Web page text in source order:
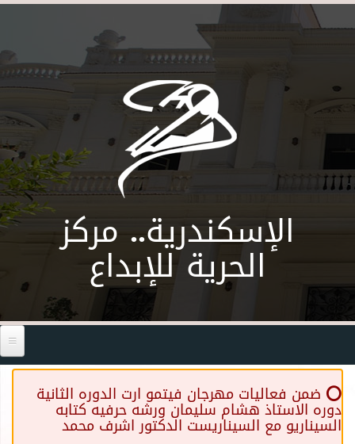
Skip to main content
الإسكندرية.. مركز
الحرية للإبداع
⭕️ ضمن فعاليات مهرجان فيتمو ارت الدوره الثانية
دوره الاستاذ هشام سليمان ورشه حرفيه كتابه
السيناريو مع السيناريست الدكتور اشرف محمد